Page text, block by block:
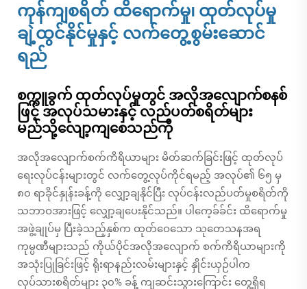
ကုန်ကျစရိတ် ထိရောက်မှု၊ ထုတ်လုပ်မှု
ချဲ့ထွင်နိုင်မှုနှင့် လက်တွေ့စွမ်းဆောင်
ရည်
စက္ကူခွက် ထုတ်လုပ်မှုတွင် အလိုအလျောက်စနစ်
ဖြင့် အလုပ်သမားနှင့် လည်ပတ်စရိတ်များ
မည်သို့လျော့ကျစေသည်ကို
အလိုအလျောက်စက်ကိရိယာများ မိတ်ဆက်ခြင်းဖြင့် ထုတ်လုပ်
ရေးလုပ်ငန်းများတွင် လက်တွေ့လုပ်ကိုင်ရမည့် အလုပ်၏ ၆၅ မှ
၈၀ ရာခိုင်နှုန်းခန့်ကို လျှော့ချနိုင်ပြီး လုပ်ငန်းလည်ပတ်မှုစရိတ်ကို
သဘာဝအားဖြင့် လျှော့ချပေးနိုင်သည်။ ပါကေ့ခ်ခ်င်း ထိရောက်မှု
အဖွဲ့ချုပ်မှ ပြီးခဲ့သည့်နှစ်က ထုတ်ဝေသော သုတေသနအရ
ကုမ္ပဏီများသည် ကိုယ်ပိုင်အလိုအလျောက် စက်ကိရိယာများကို
အသုံးပြုခြင်းဖြင့် ရိုးရာနည်းလမ်းများနှင့် နှိုင်းယှဉ်ပါက
လုပ်သားစရိတ်များ ၃၀% ခန့် ကျဆင်းသွားကြောင်း တွေ့ရှိရ